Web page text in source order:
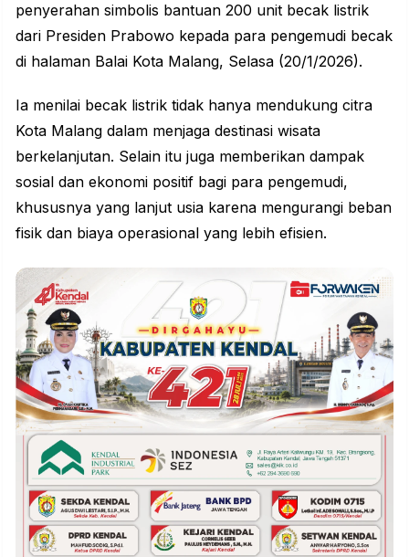
penyerahan simbolis bantuan 200 unit becak listrik
dari Presiden Prabowo kepada para pengemudi becak
di halaman Balai Kota Malang, Selasa (20/1/2026).
Ia menilai becak listrik tidak hanya mendukung citra
Kota Malang dalam menjaga destinasi wisata
berkelanjutan. Selain itu juga memberikan dampak
sosial dan ekonomi positif bagi para pengemudi,
khususnya yang lanjut usia karena mengurangi beban
fisik dan biaya operasional yang lebih efisien.